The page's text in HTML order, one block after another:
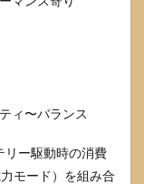
ィ〜バランス
ー駆動時の消費
モード）を組み合